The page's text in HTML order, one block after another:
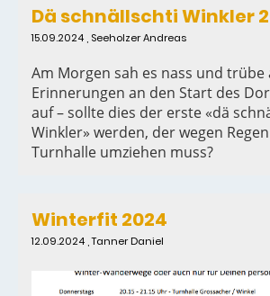
Dä schnällschti Winkler
15.09.2024 , Seeholzer Andreas
Am Morgen sah es nass und trübe
Erinnerungen an den Start des
auf – sollte dies der erste «dä
Winkler» werden, der wegen
Turnhalle umziehen muss?
Winterfit 2024
12.09.2024 , Tanner Daniel